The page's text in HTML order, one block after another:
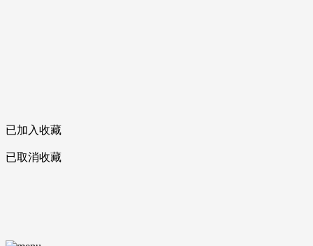
已加入收藏
已取消收藏